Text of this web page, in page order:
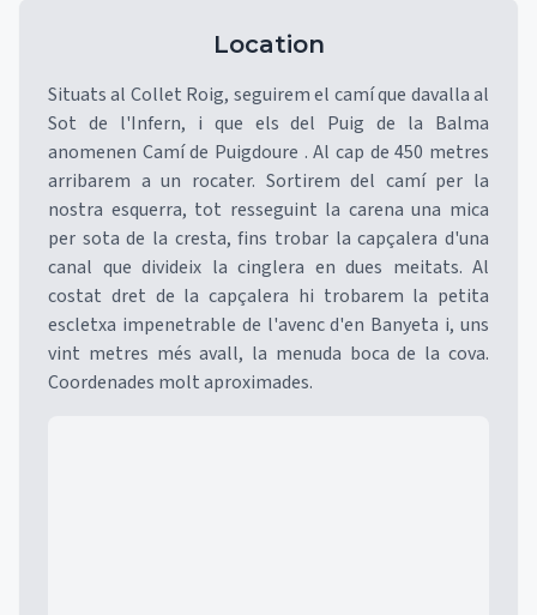
Location
Situats al Collet Roig, seguirem el camí que davalla al
Sot de l'Infern, i que els del Puig de la Balma
anomenen Camí de Puigdoure . Al cap de 450 metres
arribarem a un rocater. Sortirem del camí per la
nostra esquerra, tot resseguint la carena una mica
per sota de la cresta, fins trobar la capçalera d'una
canal que divideix la cinglera en dues meitats. Al
costat dret de la capçalera hi trobarem la petita
escletxa impenetrable de l'avenc d'en Banyeta i, uns
vint metres més avall, la menuda boca de la cova.
Coordenades molt aproximades.